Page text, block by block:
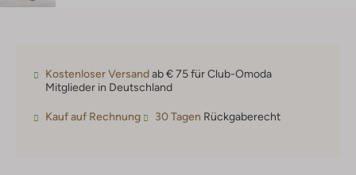
Kostenloser Versandab € 75 für Club-Omoda
Mitglieder in Deutschland
Kauf auf Rechnung 30 Tagen Rückgaberecht